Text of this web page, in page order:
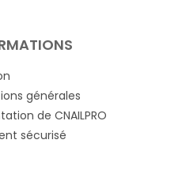
générales
de CNAILPRO
sécurisé